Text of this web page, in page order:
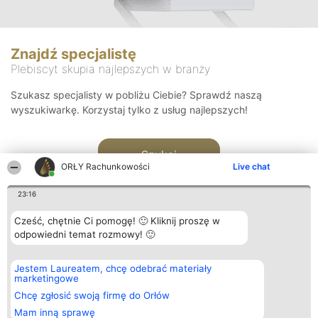
ORŁY Rachunkowości Live chat
23:16
Cześć, chętnie Ci pomogę! 🙂 Kliknij proszę w
odpowiedni temat rozmowy! 🙂
Jestem Laureatem, chcę odebrać materiały
marketingowe
Chcę zgłosić swoją firmę do Orłów
Mam inną sprawę
Znajdź specjalistę
Plebiscyt skupia najlepszych w branży
Szukasz specjalisty w pobliżu Ciebie? Sprawdź naszą
wyszukiwarkę. Korzystaj tylko z usług najlepszych!
Szukaj
Organizator plebiscytu
Bright Side Solutions sp. z o.
o. sp. k.
ul. Ruska 22
Wrocław 50-079
KRS 0000749100 | Regon
Plebiscyt
Laureaci
wszystkich
Laureatów
Kontakt
Kontakt